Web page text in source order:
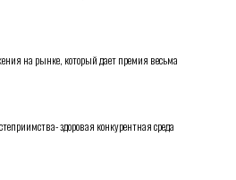
на рынке, который дает премия весьма
здоровая конкурентная среда